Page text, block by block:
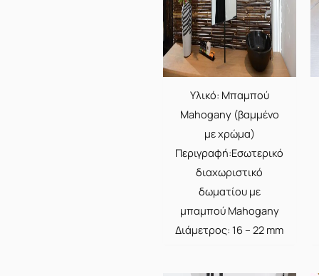
Υλικό: Μπαμπού
Mahogany (βαμμένο
με χρώμα)
Περιγραφή:Εσωτερικό
διαχωριστικό
δωματίου με
μπαμπού Mahogany
Διάμετρος: 16 – 22 mm